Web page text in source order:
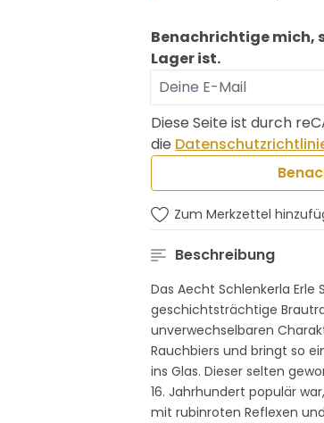
Benachrichtige mich,
Lager ist.
Deine E-Mail
Diese Seite ist durch
die
Zum Merkzettel
Beschreibung
Das Aecht Schlenkerla Erle
geschichtsträchtige
unverwechselbaren
Rauchbiers und bringt so
ins Glas. Dieser selten
16. Jahrhundert populär
mit rubinroten Reflexen